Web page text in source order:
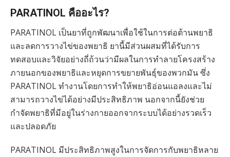
PARATINOL คืออะไร?
PARATINOL เป็นยาที่ถูกพัฒนาเพื่อใช้ในการต่อต้านพยาธิ
และลดการวางไข่ของพยาธิ ยานี้มีส่วนผสมที่ได้รับการ
ทดสอบและวิจัยอย่างถี่ถ้วนว่ามีผลในการทำลายโครงสร้าง
ภายนอกของพยาธิและหยุดการขยายพันธุ์ของพวกมัน ซึ่ง
PARATINOL ทำงานโดยการทำให้พยาธิอ่อนแอลงและไม่
สามารถวางไข่ได้อย่างมีประสิทธิภาพ นอกจากนี้ยังช่วย
กำจัดพยาธิที่มีอยู่ในร่างกายออกจากระบบได้อย่างรวดเร็ว
และปลอดภัย
PARATINOL มีประสิทธิภาพสูงในการจัดการกับพยาธิหลาย